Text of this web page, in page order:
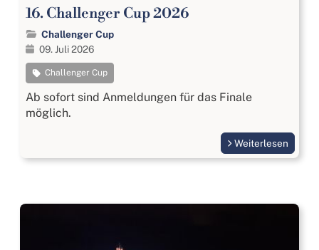
16. Challenger Cup 2026
Challenger Cup
09. Juli 2026
Challenger Cup
Ab sofort sind Anmeldungen für das Finale
möglich.
Weiterlesen